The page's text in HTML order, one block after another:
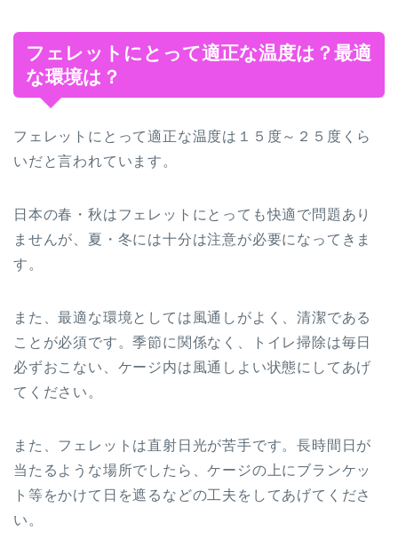
フェレットにとって適正な温度は？最適
な環境は？
フェレットにとって適正な温度は１５度～２５度くら
いだと言われています。
日本の春・秋はフェレットにとっても快適で問題あり
ませんが、夏・冬には十分は注意が必要になってきま
す。
また、最適な環境としては風通しがよく、清潔である
ことが必須です。季節に関係なく、トイレ掃除は毎日
必ずおこない、ケージ内は風通しよい状態にしてあげ
てください。
また、フェレットは直射日光が苦手です。長時間日が
当たるような場所でしたら、ケージの上にブランケッ
ト等をかけて日を遮るなどの工夫をしてあげてくださ
い。